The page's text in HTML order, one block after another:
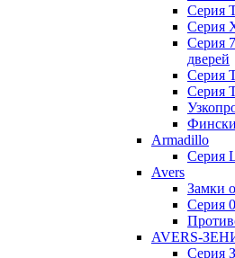
Серия
Серия
Серия
дверей
Серия
Серия
Armadillo
Серия
Avers
Замки
Серия
AVERS-
Серия